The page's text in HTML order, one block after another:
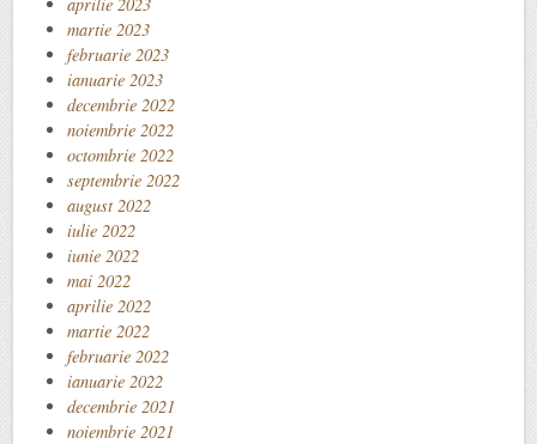
aprilie 2023
martie 2023
februarie 2023
ianuarie 2023
decembrie 2022
noiembrie 2022
octombrie 2022
septembrie 2022
august 2022
iulie 2022
iunie 2022
mai 2022
aprilie 2022
martie 2022
februarie 2022
ianuarie 2022
decembrie 2021
noiembrie 2021